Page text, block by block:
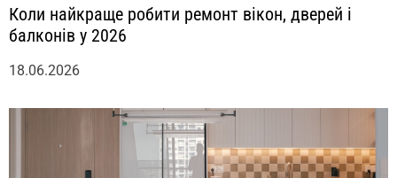
Коли найкраще робити ремонт вікон, дверей і
балконів у 2026
18.06.2026